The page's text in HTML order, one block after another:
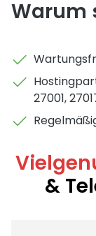
Warum
27001,
&